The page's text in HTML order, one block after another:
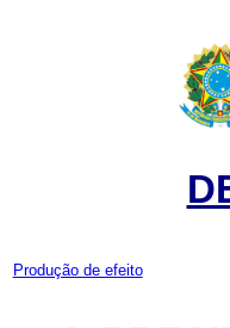
Produção de efeito